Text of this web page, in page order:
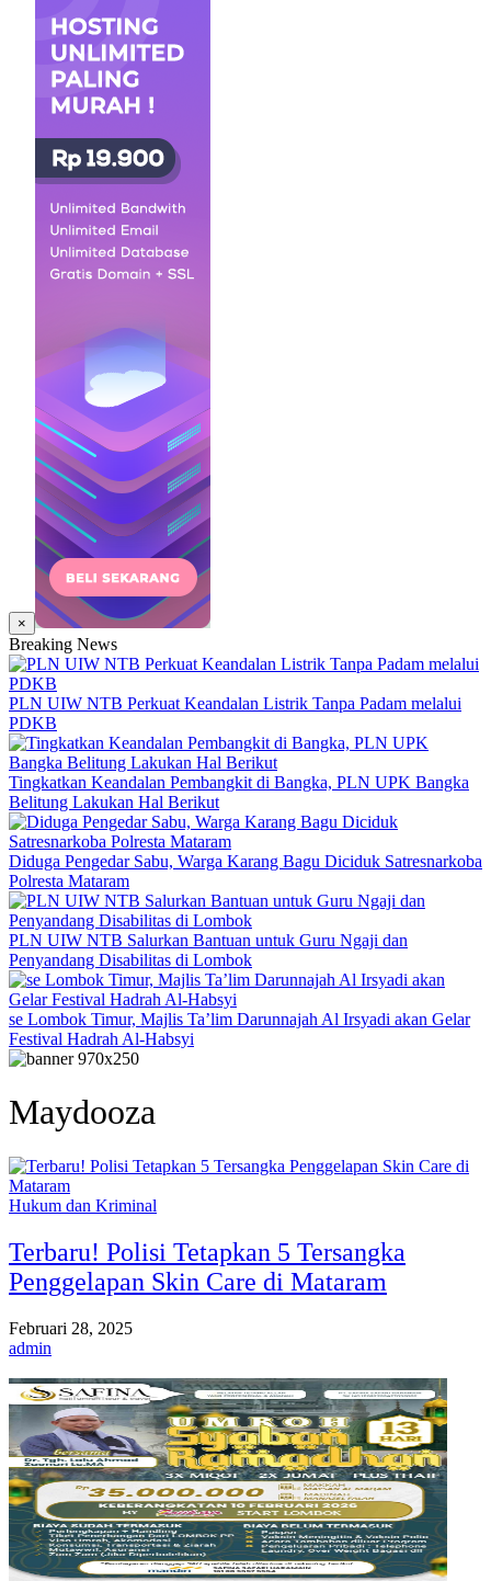
×
Breaking News
PLN UIW NTB Perkuat Keandalan Listrik Tanpa Padam melalui
PDKB
Tingkatkan Keandalan Pembangkit di Bangka, PLN UPK Bangka
Belitung Lakukan Hal Berikut
Diduga Pengedar Sabu, Warga Karang Bagu Diciduk Satresnarkoba
Polresta Mataram
PLN UIW NTB Salurkan Bantuan untuk Guru Ngaji dan
Penyandang Disabilitas di Lombok
se Lombok Timur, Majlis Ta’lim Darunnajah Al Irsyadi akan Gelar
Festival Hadrah Al-Habsyi
Maydooza
Hukum dan Kriminal
Terbaru! Polisi Tetapkan 5 Tersangka
Penggelapan Skin Care di Mataram
Februari 28, 2025
admin